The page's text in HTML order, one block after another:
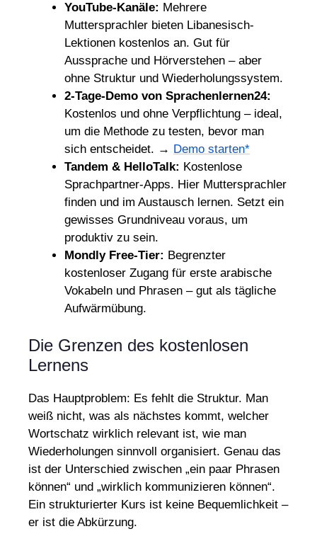
YouTube-Kanäle: Mehrere
Muttersprachler bieten Libanesisch-
Lektionen kostenlos an. Gut für
Aussprache und Hörverstehen – aber
ohne Struktur und Wiederholungssystem.
2-Tage-Demo von Sprachenlernen24:
Kostenlos und ohne Verpflichtung – ideal,
um die Methode zu testen, bevor man
sich entscheidet. → Demo starten*
Tandem & HelloTalk: Kostenlose
Sprachpartner-Apps. Hier Muttersprachler
finden und im Austausch lernen. Setzt ein
gewisses Grundniveau voraus, um
produktiv zu sein.
Mondly Free-Tier: Begrenzter
kostenloser Zugang für erste arabische
Vokabeln und Phrasen – gut als tägliche
Aufwärmübung.
Die Grenzen des kostenlosen
Lernens
Das Hauptproblem: Es fehlt die Struktur. Man
weiß nicht, was als nächstes kommt, welcher
Wortschatz wirklich relevant ist, wie man
Wiederholungen sinnvoll organisiert. Genau das
ist der Unterschied zwischen „ein paar Phrasen
können“ und „wirklich kommunizieren können“.
Ein strukturierter Kurs ist keine Bequemlichkeit –
er ist die Abkürzung.